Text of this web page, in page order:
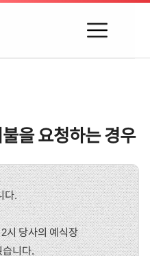
을 요청하는 경우
다.
시 당사의 예식장
니다.